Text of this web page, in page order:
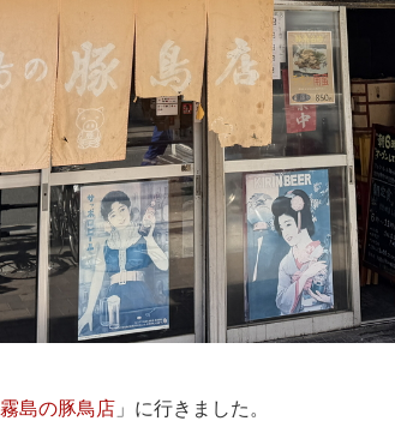
霧島の豚鳥店 」に行きました。